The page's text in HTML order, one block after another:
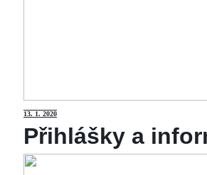
13. 1. 2020
Přihlášky a